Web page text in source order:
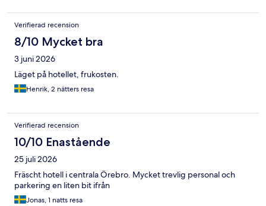
Verifierad recension
8/10 Mycket bra
3 juni 2026
Läget på hotellet, frukosten.
Henrik, 2 nätters resa
Verifierad recension
10/10 Enastående
25 juli 2026
Fräscht hotell i centrala Örebro. Mycket trevlig personal och
parkering en liten bit ifrån
Jonas, 1 natts resa